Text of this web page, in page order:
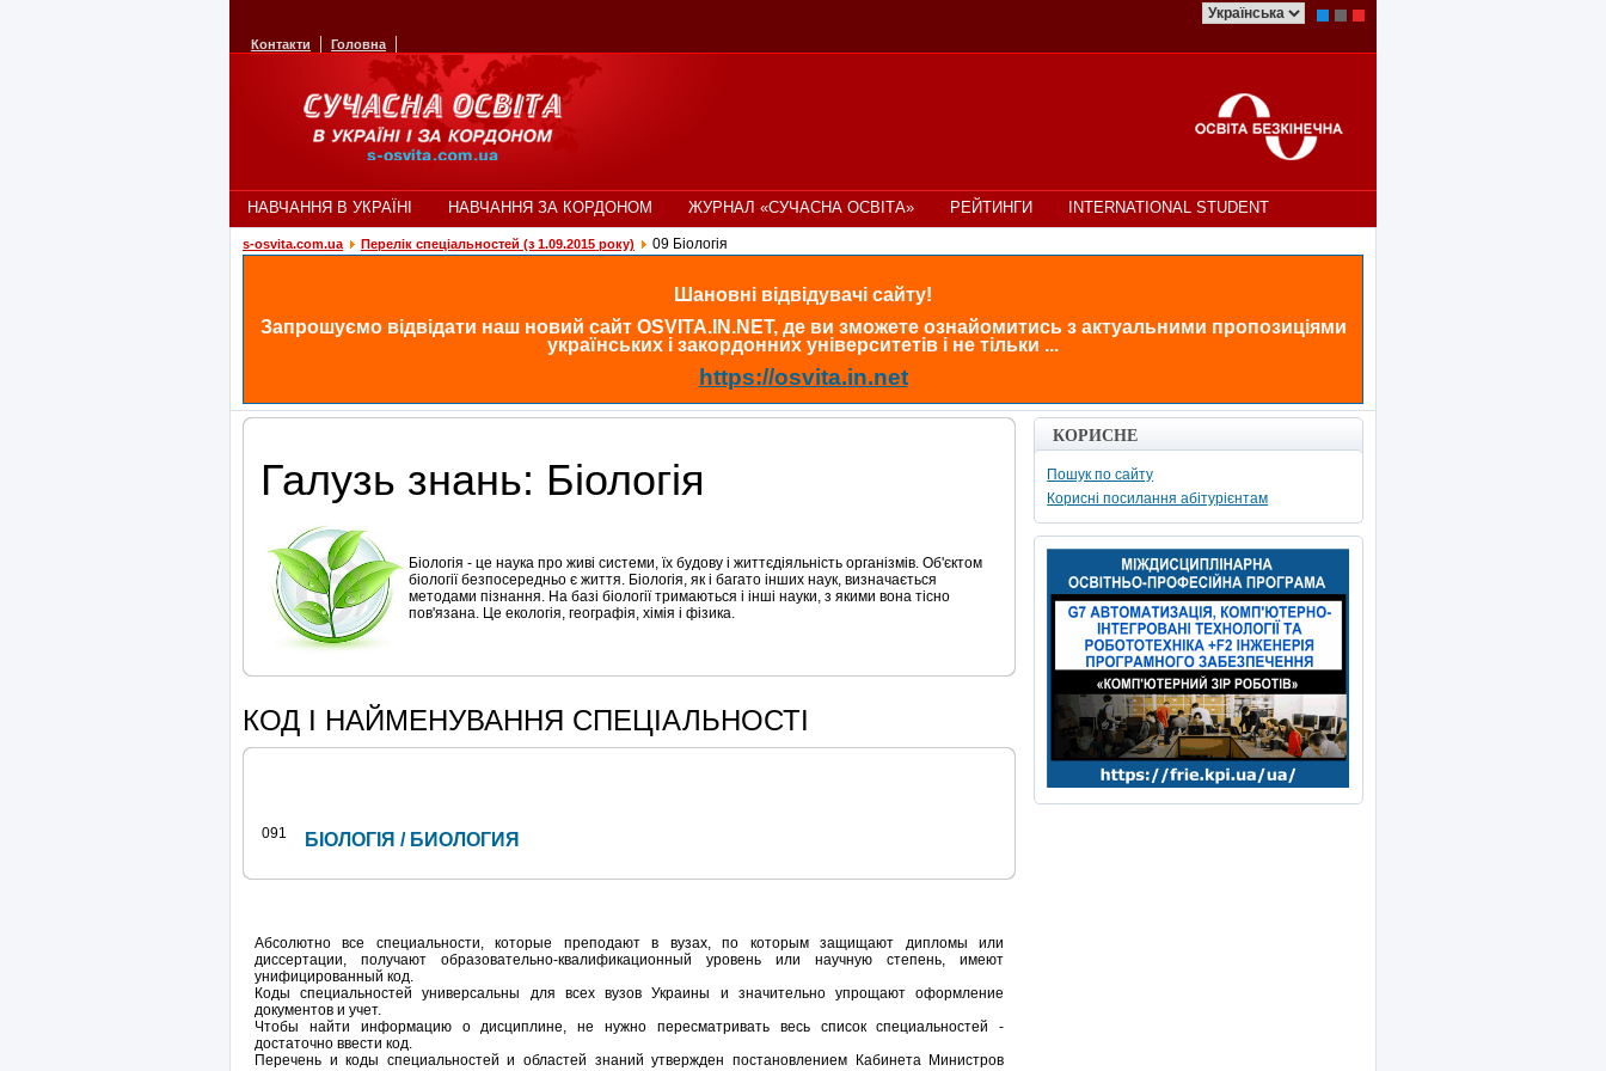
Контакти Головна
НАВЧАННЯ В УКРАЇНІ НАВЧАННЯ ЗА КОРДОНОМ ЖУРНАЛ «СУЧАСНА ОСВІТА» РЕЙТИНГИ INTERNATIONAL STUDENT
s-osvita.com.ua Перелік спеціальностей (з 1.09.2015 року) 09 Біологія
Шановні відвідувачі сайту!
Запрошуємо відвідати наш новий сайт OSVITA.IN.NET, де ви зможете ознайомитись з актуальними пропозиціями
українських і закордонних університетів і не тільки ...
https://osvita.in.net
Галузь знань: Біологія
Біологія - це наука про живі системи, їх будову і життєдіяльність організмів. Об'єктом
біології безпосередньо є життя. Біологія, як і багато інших наук, визначається
методами пізнання. На базі біології тримаються і інші науки, з якими вона тісно
пов'язана. Це екологія, географія, хімія і фізика.
КОД І НАЙМЕНУВАННЯ СПЕЦІАЛЬНОСТІ
091 БІОЛОГІЯ / БИОЛОГИЯ
Абсолютно все специальности, которые преподают в вузах, по которым защищают дипломы или
диссертации, получают образовательно-квалификационный уровень или научную степень, имеют
унифицированный код.
Коды специальностей универсальны для всех вузов Украины и значительно упрощают оформление
документов и учет.
Чтобы найти информацию о дисциплине, не нужно пересматривать весь список специальностей -
достаточно ввести код.
Перечень и коды специальностей и областей знаний утвержден постановлением Кабинета Министров
КОРИСНЕ
Пошук по сайту
Корисні посилання абітурієнтам